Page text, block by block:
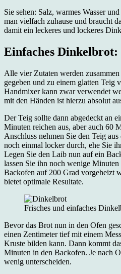
Sie sehen: Salz, warmes Wasser
man vielfach zuhause und braucht
damit ein leckeres und lockeres
Einfaches
Alle vier Zutaten werden
gegeben und zu einem glatten Teig
Handmixer kann zwar verwendet
mit den Händen ist hierzu absolut
Der Teig sollte dann abgedeckt an
Minuten reichen aus, aber auch 60
Anschluss nehmen Sie den Teig
noch einmal locker durch, ehe Sie
Legen Sie den Laib nun auf ein
lassen Sie ihn noch wenige
Backofen auf 200 Grad vorgeheizt
bietet optimale Resultate.
Frisches und einfaches
Bevor das Brot nun in den Ofen
einen Zentimeter tief mit einem
Kruste bilden kann. Dann kommt
Minuten in den Backofen. Je nach
wenig unterscheiden.